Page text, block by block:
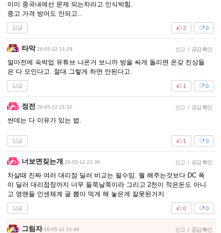
이미 중국내에선 문제 되는차라고 인식박힘.
중고 가격 방어도 안되고..
답글 0
2
타막 26-05-12 21:29 신고 | 공감 확인
얼마전에 숙박업 유튜브 나온거 보니까 방을 싸게 돌리면 온갖 진상들
은 다 모인다고. 절대 그렇게 하면 안된다고.
답글 0
1
정전 26-05-12 21:32 신고 | 공감 확인
싼데는 다 이유가 있는 법.
답글 0
1
너보면짖는개 26-05-12 21:36 신고 | 공감 확인
차살때 진짜 여러 대리점 딜러 비교는 필수임. 뭘 해주는것보다 DC 폭
이 딜러 대리점장까지 너무 들쭉날쭉이라 그리고 2천이 적은돈도 아니
고 영맨들 인센체계 골 뽑아 먹게 해 놓은게 잘못된거지
답글 0
0
그림자 26-05-12 21:45 신고 | 공감 확인